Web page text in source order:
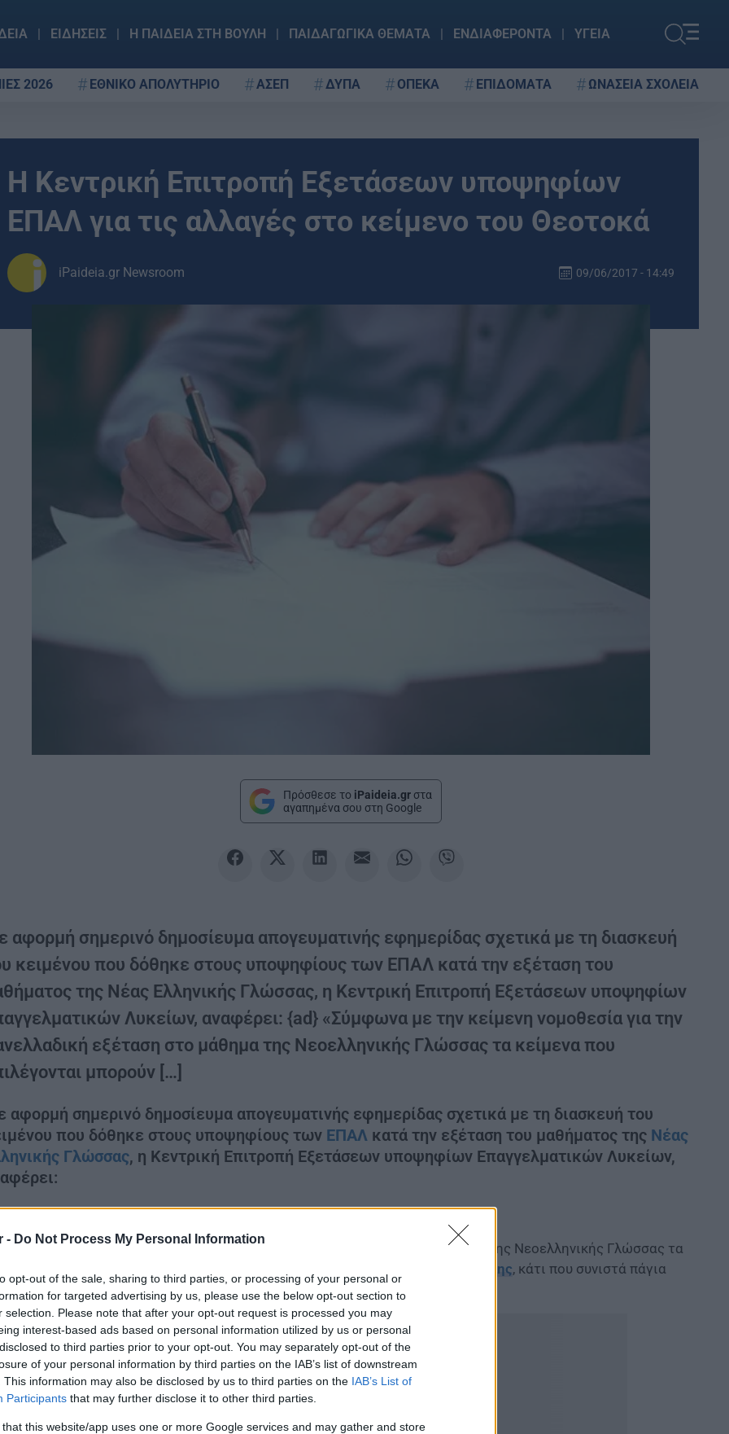
- Do Not Process My Personal Information
opt-out of the sale, sharing to third parties, or processing of your personal or
for targeted advertising by us, please use the below opt-out section to
selection. Please note that after your opt-out request is processed you may
interest-based ads based on personal information utilized by us or personal
to third parties prior to your opt-out. You may separately opt-out of the
of your personal information by third parties on the IAB’s list of downstream
This information may also be disclosed by us to third parties on the IAB’s List of
Participants that may further disclose it to other third parties.
that this website/app uses one or more Google services and may gather and store
ΕΙΔΗΣΕΙΣ Η ΠΑΙΔΕΙΑ ΣΤΗ ΒΟΥΛΗ ΠΑΙΔΑΓΩΓΙΚΑ ΘΕΜΑΤΑ ΕΝΔΙΑΦΕΡΟΝΤΑ ΥΓΕΙΑ
2026 ΕΘΝΙΚΟ ΑΠΟΛΥΤΗΡΙΟ ΑΣΕΠ ΔΥΠΑ ΟΠΕΚΑ ΕΠΙΔΟΜΑΤΑ ΩΝΑΣΕΙΑ ΣΧΟΛΕΙΑ
H Κεντρική Επιτροπή Εξετάσεων υποψηφίων
ΕΠΑΛ για τις αλλαγές στο κείμενο του Θεοτοκά
iPaideia.gr Newsroom 09/06/2017 - 14:49
Πρόσθεσε το iPaideia.gr στα
αγαπημένα σου στη Google
αφορμή σημερινό δημοσίευμα απογευματινής εφημερίδας σχετικά με τη διασκευή
κειμένου που δόθηκε στους υποψηφίους των ΕΠΑΛ κατά την εξέταση του
της Νέας Ελληνικής Γλώσσας, η Κεντρική Επιτροπή Εξετάσεων υποψηφίων
Λυκείων, αναφέρει: {ad} «Σύμφωνα με την κείμενη νομοθεσία για την
εξέταση στο μάθημα της Νεοελληνικής Γλώσσας τα κείμενα που
μπορούν […]
αφορμή σημερινό δημοσίευμα απογευματινής εφημερίδας σχετικά με τη διασκευή του
που δόθηκε στους υποψηφίους των ΕΠΑΛ κατά την εξέταση του μαθήματος της Νέας
Γλώσσας, η Κεντρική Επιτροπή Εξετάσεων υποψηφίων Επαγγελματικών Λυκείων,
με την κείμενη νομοθεσία για την πανελλαδική εξέταση στο μάθημα της Νεοελληνικής Γλώσσας τα
εξέτασης, κάτι που συνιστά πάγια